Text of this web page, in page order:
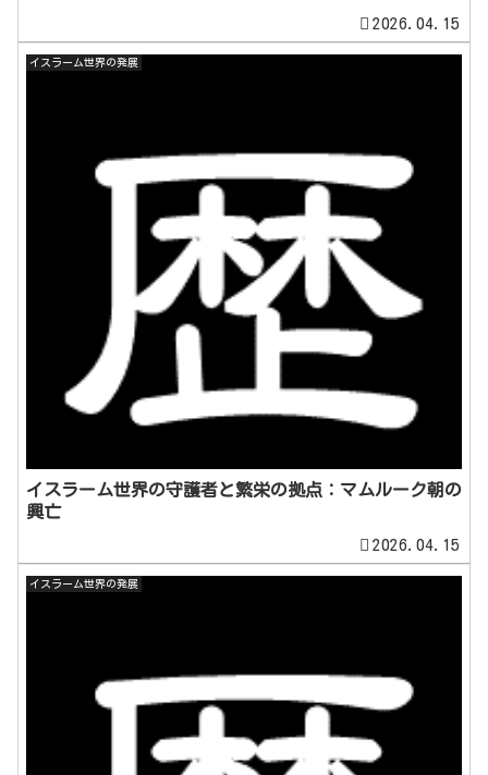
2026.04.15
イスラーム世界の発展
イスラーム世界の守護者と繁栄の拠点：マムルーク朝の
興亡
2026.04.15
イスラーム世界の発展